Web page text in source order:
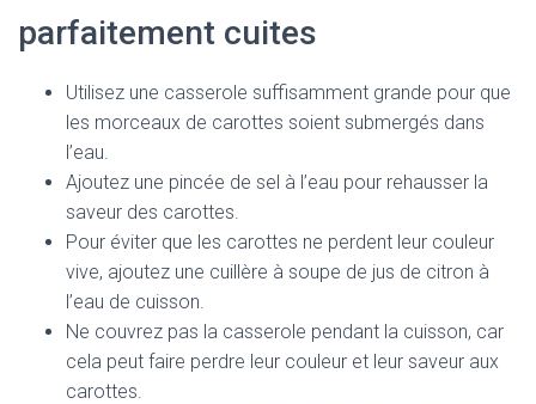
parfaitement cuites
Utilisez une casserole suffisamment grande pour que
les morceaux de carottes soient submergés dans
l’eau.
Ajoutez une pincée de sel à l’eau pour rehausser la
saveur des carottes.
Pour éviter que les carottes ne perdent leur couleur
vive, ajoutez une cuillère à soupe de jus de citron à
l’eau de cuisson.
Ne couvrez pas la casserole pendant la cuisson, car
cela peut faire perdre leur couleur et leur saveur aux
carottes.